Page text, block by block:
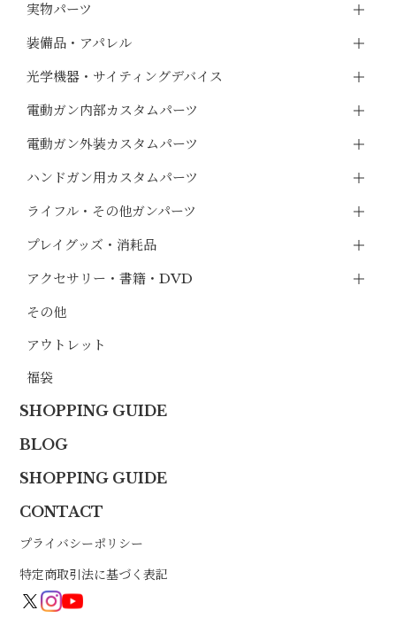
実物パーツ
装備品・アパレル
光学機器・サイティングデバイス
電動ガン内部カスタムパーツ
電動ガン外装カスタムパーツ
ハンドガン用カスタムパーツ
ライフル・その他ガンパーツ
プレイグッズ・消耗品
アクセサリー・書籍・DVD
その他
アウトレット
福袋
SHOPPING GUIDE
BLOG
SHOPPING GUIDE
CONTACT
プライバシーポリシー
特定商取引法に基づく表記